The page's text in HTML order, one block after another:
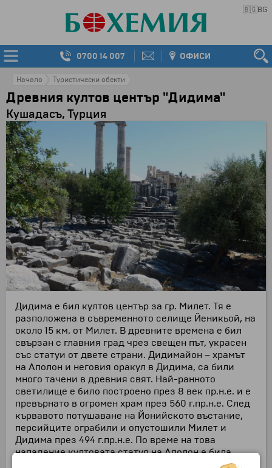
🇧🇬BG
0700 14 007 ОФИСИ
Начало Туристически обекти
Древния култов център "Дидима"
Кушадасъ, Турция
Дидима е бил култов център за гр. Милет. Тя е
разположена в съвременното селище Йеникьой, на
около 15 км. от Милет. В древните времена е бил
свързан с главния град чрез свещен път, украсен
със статуи от двете страни. Дидимайон – храмът
на Аполон и неговия оракул в Дидима, са били
много тачени в древния свят. Най-ранното
светилище е било построено през 8 век пр.н.е. и е
превърнато в огромен храм през 560 г.пр.н.е. След
кървавото потушаване на Йонийското въстание,
персийците ограбили и опустошили Милет и
Дидима през 494 г.пр.н.е. По време на това
нападение култовата статуя на Аполон е била